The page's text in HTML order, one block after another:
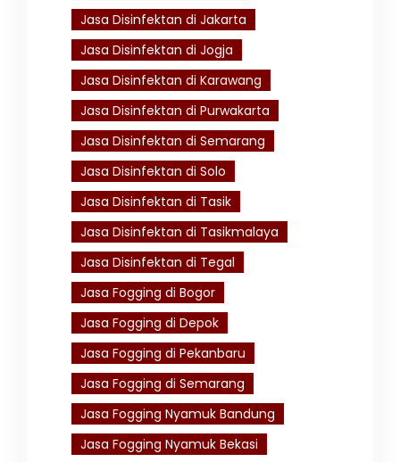
Jasa Disinfektan di Jakarta
Jasa Disinfektan di Jogja
Jasa Disinfektan di Karawang
Jasa Disinfektan di Purwakarta
Jasa Disinfektan di Semarang
Jasa Disinfektan di Solo
Jasa Disinfektan di Tasik
Jasa Disinfektan di Tasikmalaya
Jasa Disinfektan di Tegal
Jasa Fogging di Bogor
Jasa Fogging di Depok
Jasa Fogging di Pekanbaru
Jasa Fogging di Semarang
Jasa Fogging Nyamuk Bandung
Jasa Fogging Nyamuk Bekasi